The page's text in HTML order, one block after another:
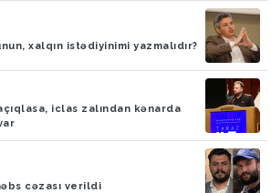
xalqın istədiyinimi yazmalıdır?
iclas zalından kənarda
cəzası verildi